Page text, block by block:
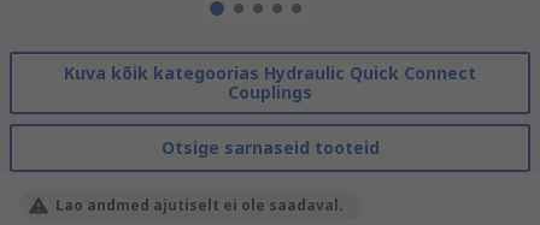
Kuva kõik kategoorias Hydraulic Quick Connect
Couplings
Otsige sarnaseid tooteid
Lao andmed ajutiselt ei ole saadaval.